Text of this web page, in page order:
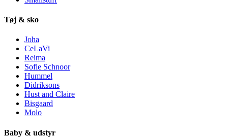
Tøj & sko
Joha
CeLaVi
Reima
Sofie Schnoor
Hummel
Didriksons
Hust and Claire
Bisgaard
Molo
Baby & udstyr